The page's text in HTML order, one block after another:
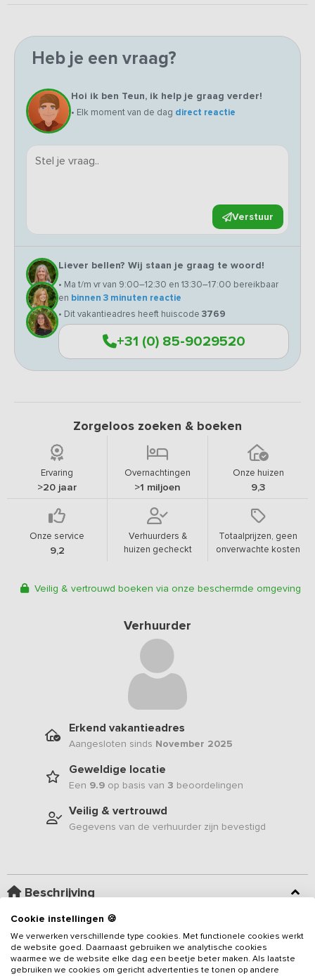
Heb je een vraag?
Hoi ik ben Teun, ik help je graag verder!
• Elk moment van de dag direct reactie
Verstuur
Liever bellen? Wij staan je graag te woord!
• Ma t/m vr van 9:00–12:30 en 13:30–17:00 bereikbaar
en binnen 3 minuten reactie
• Dit vakantieadres heeft huiscode 3769
+31 (0) 85-9029520
Zorgeloos zoeken & boeken
Ervaring
>20 jaar
Overnachtingen
>1 miljoen
Onze huizen
9,3
Onze service
9,2
Verhuurders &
huizen gecheckt
Totaalprijzen, geen
onverwachte kosten
Veilig & vertrouwd boeken via onze beschermde omgeving
Verhuurder
Erkend vakantieadres
Aangesloten sinds November 2025
Geweldige locatie
Een 9.9 op basis van 3 beoordelingen
Veilig & vertrouwd
Gegevens van de verhuurder zijn bevestigd
Beschrijving
Midden in de prachtige natuur van de Veluwe ligt dit sfeervolle
vakantieadres voor 18 personen, voorzien van 5 slaapkamers
en 5 badkamers. De royale woonkamer, de heerlijke tuin en de
bijzondere slaapopzet maken deze plek ideaal voor families,
Cookie instellingen 🍪
We verwerken verschillende type cookies. Met functionele cookies werkt
de website goed. Daarnaast gebruiken we analytische cookies
waarmee we de website elke dag een beetje beter maken. Als laatste
gebruiken we cookies om gericht advertenties te tonen op andere